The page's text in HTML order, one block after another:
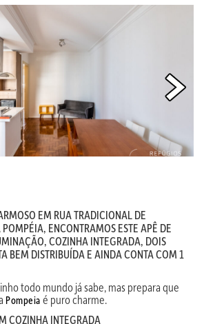
EM RUA TRADICIONAL DE
ENCONTRAMOS ESTE APÊ DE
COZINHA INTEGRADA, DOIS
BEM DISTRIBUÍDA E AINDA CONTA COM 1
todo mundo já sabe, mas prepara que
Pompeia é puro charme.
COZINHA INTEGRADA